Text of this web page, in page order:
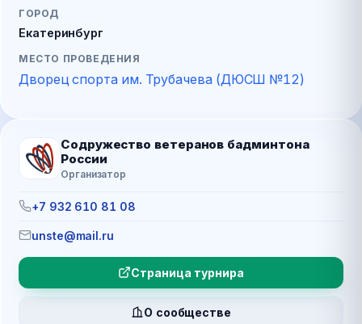
ГОРОД
Екатеринбург
МЕСТО ПРОВЕДЕНИЯ
Дворец спорта им. Трубачева (ДЮСШ №12)
Содружество ветеранов бадминтона
России
Организатор
+7 932 610 81 08
unste@mail.ru
Страница турнира
О сообществе